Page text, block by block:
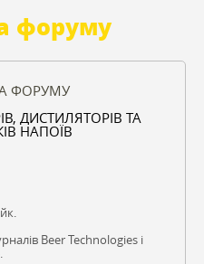
форуму
ФОРУМУ
ДИСТИЛЯТОРІВ ТА
НАПОЇВ
Beer Technologies і